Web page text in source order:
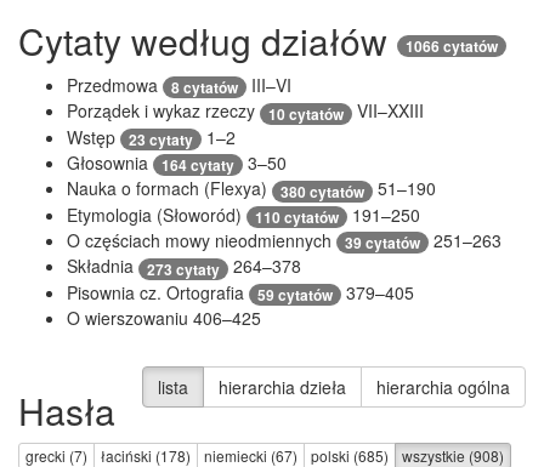
Cytaty według działów 1066 cytatów
Przedmowa 8 cytatów
III–VI
Porządek i wykaz rzeczy
10 cytatów
VII–XXIII
Wstęp
23 cytaty
1–2
Głosownia
164 cytaty
3–50
Nauka o formach (Flexya)
380 cytatów
51–190
Etymologia (Słoworód)
110 cytatów
191–250
O częściach mowy nieodmiennych
39 cytatów
251–263
Składnia
273 cytaty
264–378
Pisownia cz. Ortografia
59 cytatów
379–405
O wierszowaniu 406–425
lista hierarchia dzieła hierarchia ogólna
Hasła
grecki (7) łaciński (178) niemiecki (67) polski (685) wszystkie (908)